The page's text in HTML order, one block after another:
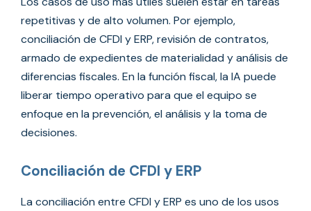
repetitivas y de alto volumen. Por ejemplo,
conciliación de CFDI y ERP, revisión de contratos,
armado de expedientes de materialidad y análisis de
diferencias fiscales. En la función fiscal, la IA puede
liberar tiempo operativo para que el equipo se
enfoque en la prevención, el análisis y la toma de
decisiones.
Conciliación de CFDI y ERP
La conciliación entre CFDI y ERP es uno de los usos